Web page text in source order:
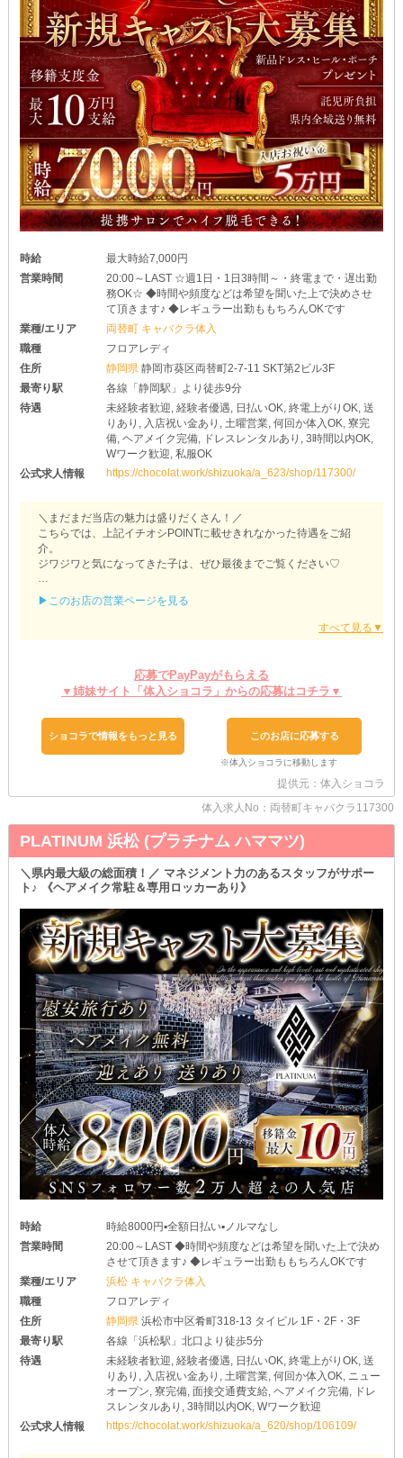
時給
最大時給7,000円
営業時間
20:00～LAST ☆週1日・1日3時間～・終電まで・遅出勤
務OK☆ ◆時間や頻度などは希望を聞いた上で決めさせ
て頂きます♪ ◆レギュラー出勤ももちろんOKです
業種/エリア
両替町 キャバクラ体入
職種
フロアレディ
住所
静岡県静岡市葵区両替町2-7-11 SKT第2ビル3F
最寄り駅
各線「静岡駅」より徒歩9分
待遇
未経験者歓迎, 経験者優遇, 日払いOK, 終電上がりOK, 送
りあり, 入店祝い金あり, 土曜営業, 何回か体入OK, 寮完
備, ヘアメイク完備, ドレスレンタルあり, 3時間以内OK,
Wワーク歓迎, 私服OK
公式求人情報
https://chocolat.work/shizuoka/a_623/shop/117300/
＼まだまだ当店の魅力は盛りだくさん！／
こちらでは、上記イチオシPOINTに載せきれなかった待遇をご紹
介。
ジワジワと気になってきた子は、ぜひ最後までご覧ください♡
そんな子も、万全のサポート体制が整っている当店なら大丈夫！
あなたのペースでゆっくりお仕事に慣れていきましょう♡
また、シフトの融通が利きやすいのもポイント！
何かと忙しいWワークさんや学生さんなども、無理のない範囲で働
けます！
【アムレッド】で理想のワークスタイルを実現させてみませんか？
ちなみに、綺麗目な格好であれば《私服勤務》もOK！
会社／学校終わりやお友達と遊んだ後でも、着替えることなくその
出勤日の荷物も減るためかなりラクです！
その日の気分に合わせたコーデで、お客様と楽しんじゃってくださ
い♡
▶このお店の営業ページを見る
応募でPayPayがもらえる
▼姉妹サイト「体入ショコラ」からの応募はコチラ▼
ショコラで情報をもっと見る このお店に応募する
提供元：体入ショコラ
体入求人No：両替町キャバクラ117300
PLATINUM 浜松 (プラチナム ハママツ)
＼県内最大級の総面積！／ マネジメント力のあるスタッフがサポー
ト♪ 《ヘアメイク常駐＆専用ロッカーあり》
時給
時給8000円▪️全額日払い▪️ノルマなし
営業時間
20:00～LAST ◆時間や頻度などは希望を聞いた上で決め
させて頂きます♪ ◆レギュラー出勤ももちろんOKです
業種/エリア
浜松 キャバクラ体入
職種
フロアレディ
住所
静岡県浜松市中区肴町318-13 タイビル 1F・2F・3F
最寄り駅
各線「浜松駅」北口より徒歩5分
待遇
未経験者歓迎, 経験者優遇, 日払いOK, 終電上がりOK, 送
りあり, 入店祝い金あり, 土曜営業, 何回か体入OK, ニュー
オープン, 寮完備, 面接交通費支給, ヘアメイク完備, ドレ
スレンタルあり, 3時間以内OK, Wワーク歓迎
公式求人情報
https://chocolat.work/shizuoka/a_620/shop/106109/